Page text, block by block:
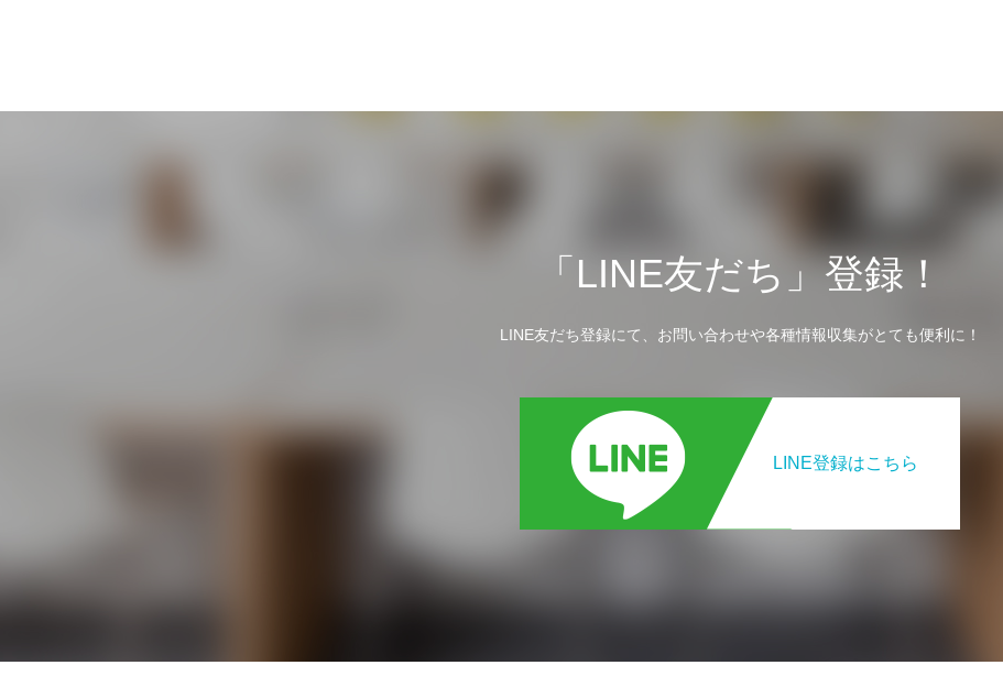
「LINE友だち」登録！
LINE友だち登録にて、お問い合わせや各種情報収集がとても便利に！
LINE登録はこちら